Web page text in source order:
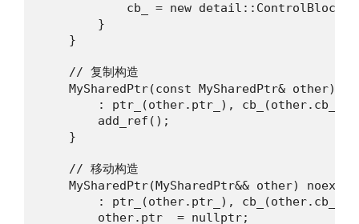
cb_ = new
        }
    }
    // 复制构造
MySharedPtr(const MySharedPtr& other)
        : ptr_(other.ptr_), cb_(other.cb_) {
        add_ref();
    }
    // 移动构造
MySharedPtr(MySharedPtr&& other)
        : ptr_(other.ptr_), cb_(other.cb_) {
        other.ptr_ = nullptr;